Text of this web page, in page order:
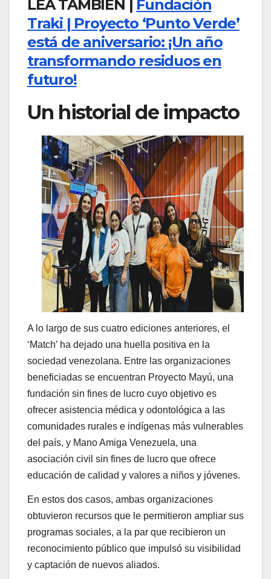
LEA TAMBIÉN |
Fundación
Traki | Proyecto ‘Punto Verde’
está de aniversario: ¡Un año
transformando residuos en
futuro!
Un historial de impacto
A lo largo de sus cuatro ediciones anteriores, el
‘Match’ ha dejado una huella positiva en la
sociedad venezolana. Entre las organizaciones
beneficiadas se encuentran Proyecto Mayú, una
fundación sin fines de lucro cuyo objetivo es
ofrecer asistencia médica y odontológica a las
comunidades rurales e indígenas más vulnerables
del país, y Mano Amiga Venezuela, una
asociación civil sin fines de lucro que ofrece
educación de calidad y valores a niños y jóvenes.
En estos dos casos, ambas organizaciones
obtuvieron recursos que le permitieron ampliar sus
programas sociales, a la par que recibieron un
reconocimiento público que impulsó su visibilidad
y captación de nuevos aliados.